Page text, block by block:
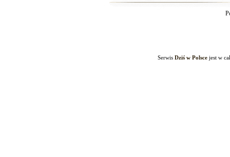
SerwisDziś w Polsce jest w